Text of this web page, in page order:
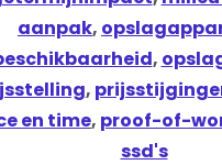
aanpak,
,
,
en time, proof-of-
ssd's